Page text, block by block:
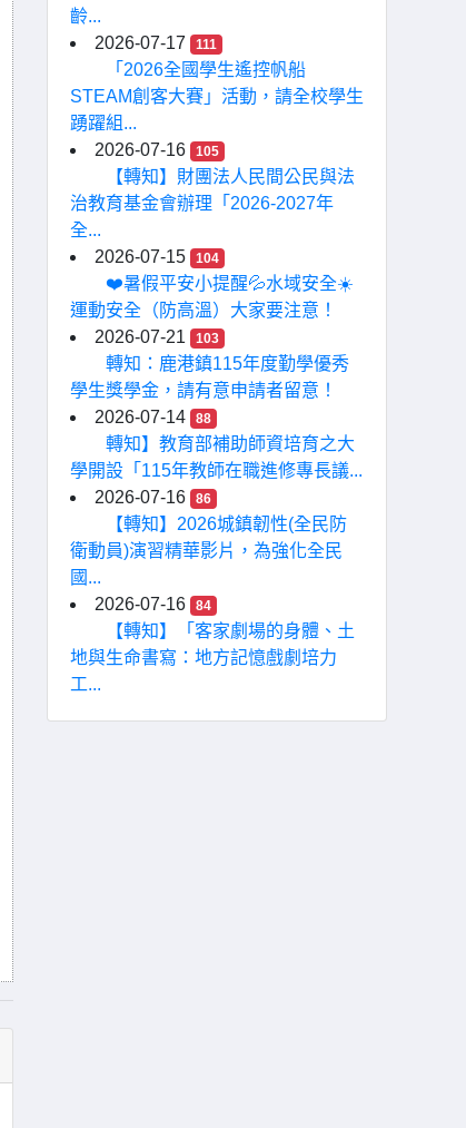
齡...
2026-07-17
111
「2026全國學生遙控帆船
STEAM創客大賽」活動，請全校學生
踴躍組...
2026-07-16
105
【轉知】財團法人民間公民與法
治教育基金會辦理「2026-2027年
全...
2026-07-15
104
❤️暑假平安小提醒💦水域安全☀️
運動安全（防高溫）大家要注意！
2026-07-21
103
轉知：鹿港鎮115年度勤學優秀
學生獎學金，請有意申請者留意！
2026-07-14
88
轉知】教育部補助師資培育之大
學開設「115年教師在職進修專長議...
2026-07-16
86
【轉知】2026城鎮韌性(全民防
衛動員)演習精華影片，為強化全民
國...
2026-07-16
84
【轉知】「客家劇場的身體、土
地與生命書寫：地方記憶戲劇培力
工...